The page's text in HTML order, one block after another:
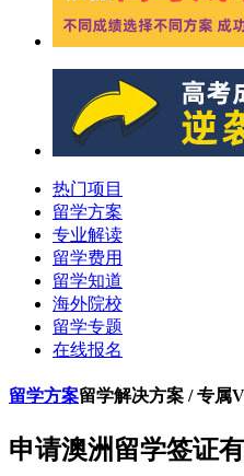
热门项目
留学方案
专业解读
留学费用
留学知道
海外院校
留学专题
在线报名
留学方案留学解决方案 / 专属
申请澳洲留学签证